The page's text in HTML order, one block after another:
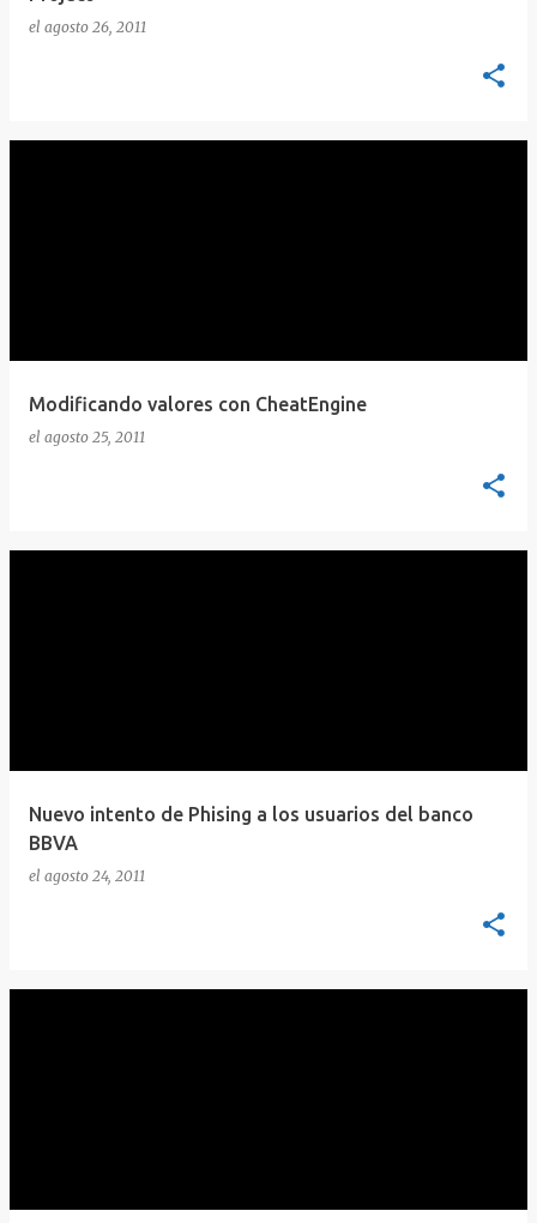
el agosto 26, 2011
Modificando valores con CheatEngine
el agosto 25, 2011
Nuevo intento de Phising a los usuarios del banco
BBVA
el agosto 24, 2011